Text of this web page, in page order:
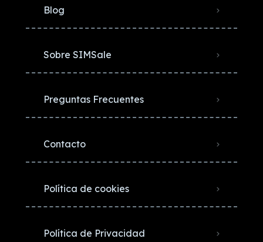
Blog
Sobre SIMSale
Preguntas Frecuentes
Contacto
Política de cookies
Política de Privacidad